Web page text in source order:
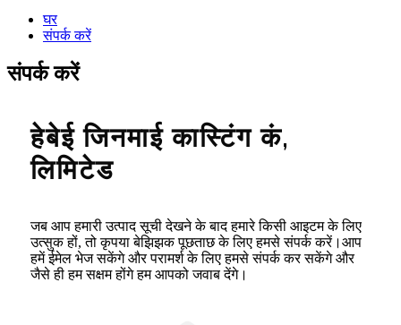
घर
संपर्क करें
संपर्क करें
हेबेई जिनमाई कास्टिंग कं,
लिमिटेड
जब आप हमारी उत्पाद सूची देखने के बाद हमारे किसी आइटम के लिए
उत्सुक हों, तो कृपया बेझिझक पूछताछ के लिए हमसे संपर्क करें।आप
हमें ईमेल भेज सकेंगे और परामर्श के लिए हमसे संपर्क कर सकेंगे और
जैसे ही हम सक्षम होंगे हम आपको जवाब देंगे।